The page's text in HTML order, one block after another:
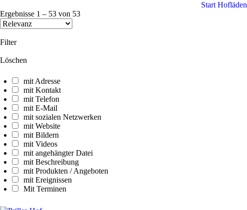
Start Hofläden
Ergebnisse 1 – 53 von 53
Filter
Löschen
mit Adresse
mit Kontakt
mit Telefon
mit E-Mail
mit sozialen Netzwerken
mit Website
mit Bildern
mit Videos
mit angehängter Datei
mit Beschreibung
mit Produkten / Angeboten
mit Ereignissen
Mit Terminen